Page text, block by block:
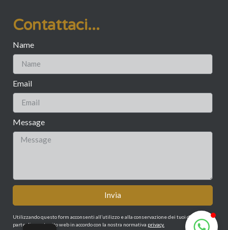
Contattaci...
Name
Email
Message
Invia
Utilizzando questo form acconsenti all’utilizzo e alla conservazione dei tuoi dati da
parte di questo sito web in accordo con la nostra normativa privacy.